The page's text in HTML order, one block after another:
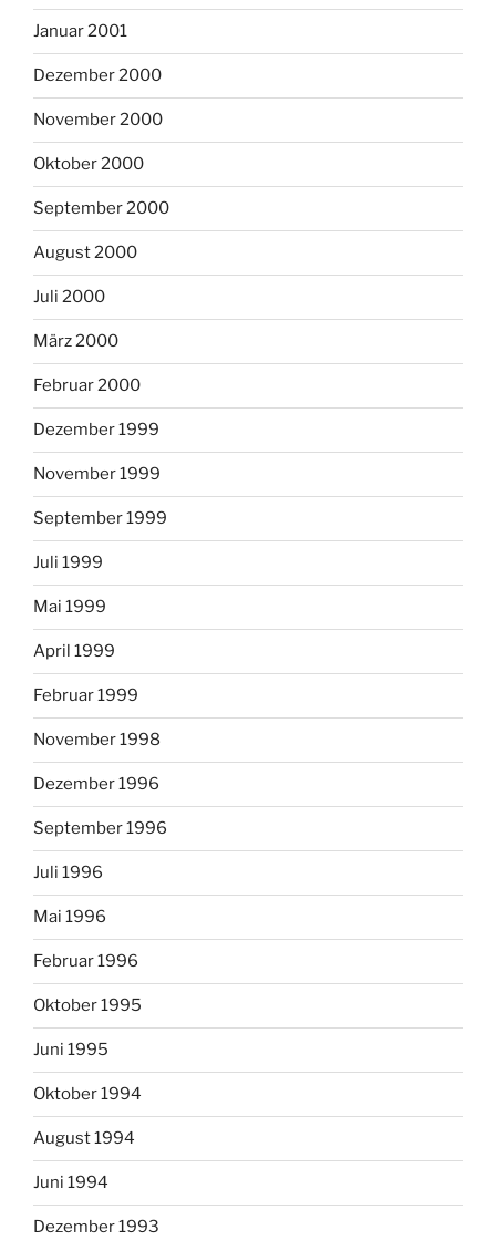
Januar 2001
Dezember 2000
November 2000
Oktober 2000
September 2000
August 2000
Juli 2000
März 2000
Februar 2000
Dezember 1999
November 1999
September 1999
Juli 1999
Mai 1999
April 1999
Februar 1999
November 1998
Dezember 1996
September 1996
Juli 1996
Mai 1996
Februar 1996
Oktober 1995
Juni 1995
Oktober 1994
August 1994
Juni 1994
Dezember 1993